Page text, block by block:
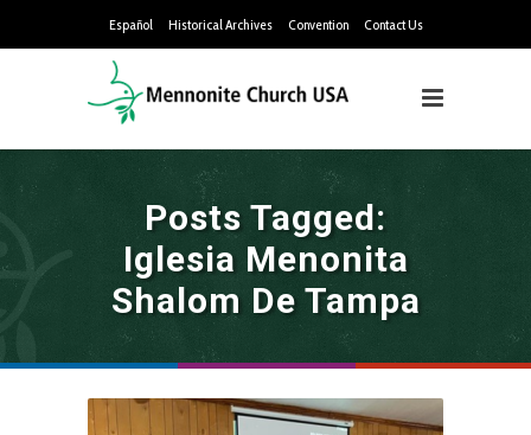
Español Historical Archives Convention Contact Us
Posts Tagged:
Iglesia Menonita
Shalom De Tampa